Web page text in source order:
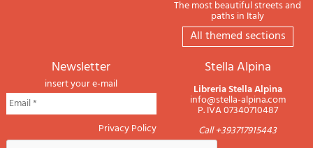
The most beautiful streets and
paths in Italy
All themed sections
newsletter
insert your e-mail
Privacy Policy
Stella Alpina
Libreria Stella Alpina
info@stella-alpina.com
P. IVA 07340710487
Call +393717915443